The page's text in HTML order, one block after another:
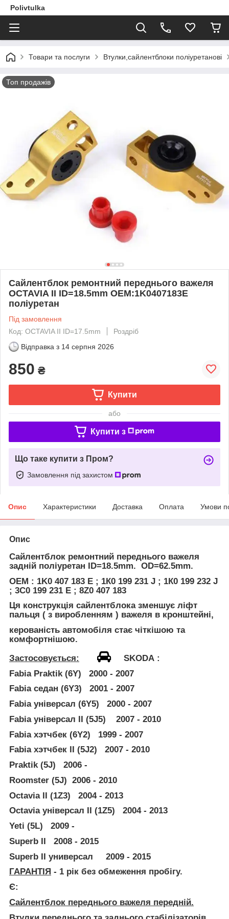
Polivtulka
Товари та послуги Втулки,сайлентблоки поліуретанові
Топ продажів
Сайлентблок ремонтний переднього важеля
OCTAVIA II ID=18.5mm OEM:1K0407183E
поліуретан
Під замовлення
Код: OCTAVIA II ID=17.5mm
Роздріб
Відправка з 14 серпня 2026
850 ₴
Купити
або
Купити з
Що таке купити з Пром?
Замовлення під захистом
Опис Характеристики Доставка Оплата Умови
Опис
Сайлентблок ремонтний переднього важеля
задній поліуретан ID=18.5mm. OD=62.5mm.
OEM : 1K0 407 183 E ; 1К0 199 231 J ; 1К0 199 232 J
; 3С0 199 231 Е ; 8Z0 407 183
Ця конструкція сайлентблока зменшує ліфт
пальця ( з виробленням ) важеля в кронштейні,
керованість автомобіля стає чіткішою та
комфортнішою.
Застосовується:
SKODA :
Fabia Praktik (6Y) 2000 - 2007
Fabia седан (6Y3) 2001 - 2007
Fabia універсал (6Y5) 2000 - 2007
Fabia універсал II (5J5) 2007 - 2010
Fabia хэтчбек (6Y2) 1999 - 2007
Fabia хэтчбек II (5J2) 2007 - 2010
Praktik (5J) 2006 -
Roomster (5J) 2006 - 2010
Octavia II (1Z3) 2004 - 2013
Octavia універсал II (1Z5) 2004 - 2013
Yeti (5L) 2009 -
Superb II 2008 - 2015
Superb II универсал 2009 - 2015
ГАРАНТІЯ - 1 рік без обмеження пробігу.
Є:
Сайлентблок переднього важеля передній.